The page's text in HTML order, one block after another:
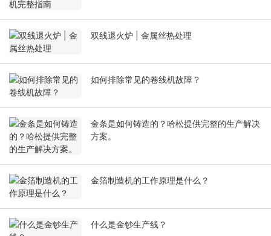
双线退火炉 | 金属丝热处理
如何排除常见的卷线机故障？
金条是如何铸造的？哈松提供完整的生产解决
方案。
金箔制造机的工作原理是什么？
什么是金钞生产线？